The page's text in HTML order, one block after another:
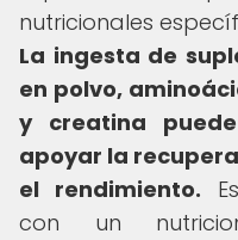
nutricionales
La ingesta de
en polvo,
y creatina
apoyar la
el rendimiento.
con un